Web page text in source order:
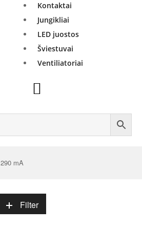
Kontaktai
Jungikliai
LED juostos
Šviestuvai
Ventiliatoriai
290 mA
Filter